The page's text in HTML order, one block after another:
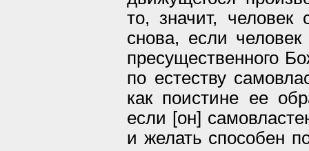
то, значит,
снова, если
пресущественного
по естеству
как поистине ее
если [он]
и желать способен